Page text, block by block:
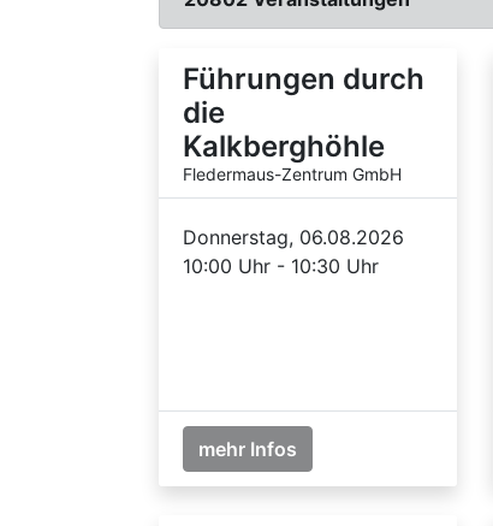
Führungen durch
die
Kalkberghöhle
Fledermaus-Zentrum GmbH
Donnerstag, 06.08.2026
10:00 Uhr - 10:30 Uhr
mehr Infos